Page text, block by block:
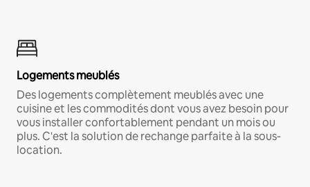
Logements meublés
Des logements complètement meublés avec une
cuisine et les commodités dont vous avez besoin pour
vous installer confortablement pendant un mois ou
plus. C'est la solution de rechange parfaite à la sous-
location.